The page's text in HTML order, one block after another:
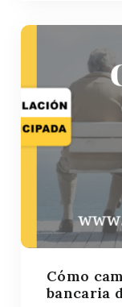
Cómo
bancaria